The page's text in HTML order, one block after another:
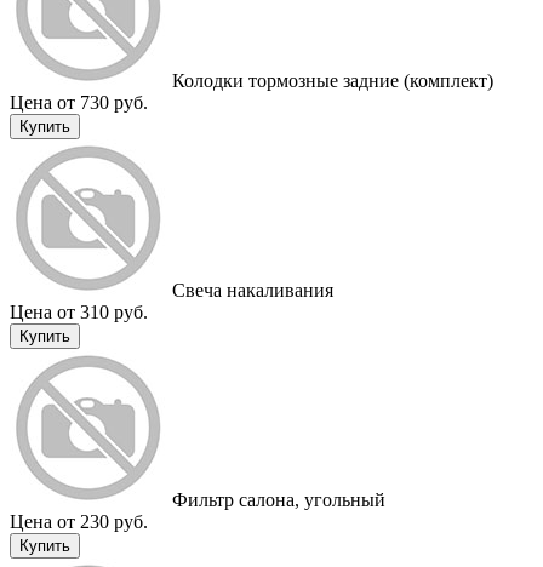
Колодки тормозные задние (комплект)
Цена от 730 руб.
Купить
Cвеча накаливания
Цена от 310 руб.
Купить
Фильтр салона, угольный
Цена от 230 руб.
Купить